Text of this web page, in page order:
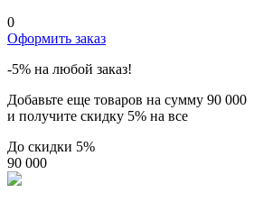
0
Оформить заказ
-5% на любой заказ!
Добавьте еще товаров на сумму 90 000
и получите скидку 5% на все
До скидки 5%
90 000